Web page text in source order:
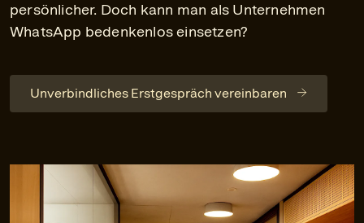
persönlicher. Doch kann man als Unternehmen
WhatsApp bedenkenlos einsetzen?
Unverbindliches Erstgespräch vereinbaren